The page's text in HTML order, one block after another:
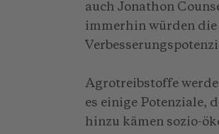
auch Jonathon
immerhin würden
Agrotreibstoffe
es einige Potenziale,
hinzu kämen sozio-